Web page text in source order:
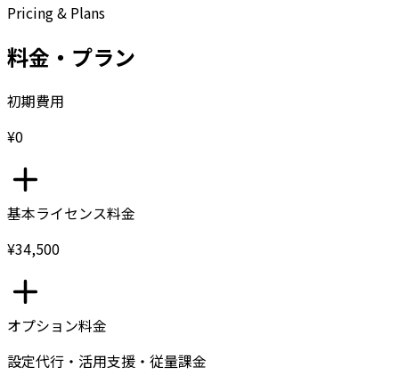
Pricing & Plans
料金・プラン
初期費用
¥0
基本ライセンス料金
¥34,500
オプション料金
設定代行・活用支援・従量課金